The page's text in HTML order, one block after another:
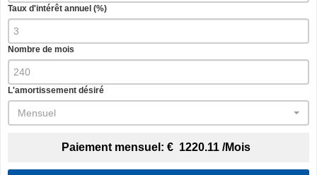
Taux d'intérêt annuel (%)
Nombre de mois
L'amortissement désiré
Mensuel
Paiement mensuel: € 1220.11/Mois